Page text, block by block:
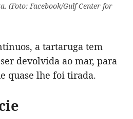
(Foto: Facebook/Gulf Center for
a tartaruga tem
devolvida ao mar, para
quase lhe foi tirada.